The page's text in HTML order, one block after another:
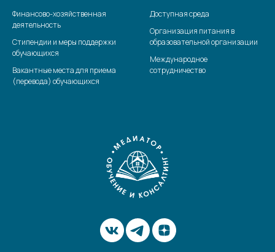
Финансово-хозяйственная
деятельность
Стипендии и меры поддержки
обучающихся
Вакантные места для приема
(перевода) обучающихся
Доступная среда
Организация питания в
образовательной организации
Международное
сотрудничество